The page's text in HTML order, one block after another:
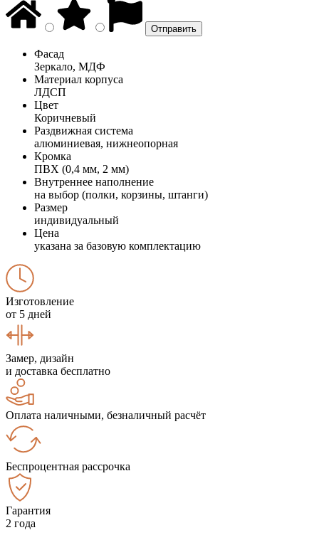
Фасад
Зеркало, МДФ
Материал корпуса
ЛДСП
Цвет
Коричневый
Раздвижная система
алюминиевая, нижнеопорная
Кромка
ПВХ (0,4 мм, 2 мм)
Внутреннее наполнение
на выбор (полки, корзины, штанги)
Размер
индивидуальный
Цена
указана за базовую комплектацию
Изготовление
от 5 дней
Замер, дизайн
и доставка бесплатно
Оплата наличными, безналичный расчёт
Беспроцентная рассрочка
Гарантия
2 года